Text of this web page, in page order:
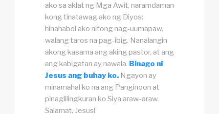
ako sa aklat ng Mga Awit, naramdaman
kong tinatawag ako ng Diyos:
hinahabol ako nitong nag-uumapaw,
walang taros na pag-ibig. Nanalangin
akong kasama ang aking pastor, at ang
ang kabigatan ay nawala. Binago ni
Jesus ang buhay ko. Ngayon ay
minamahal ko na ang Panginoon at
pinaglilingkuran ko Siya araw-araw.
Salamat, Jesus!